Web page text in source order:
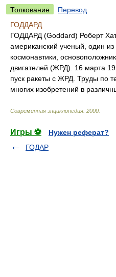
Толкование
Перевод
ГОДДАРД
ГОДДАРД (Goddard) Роберт
американский ученый, один
космонавтики,
двигателей (ЖРД). 16 марта
пуск ракеты с ЖРД. Труды по
многих изобретений в
Современная энциклопедия 2000
Игры ⚽
Нужен реферат?
ГОДАР